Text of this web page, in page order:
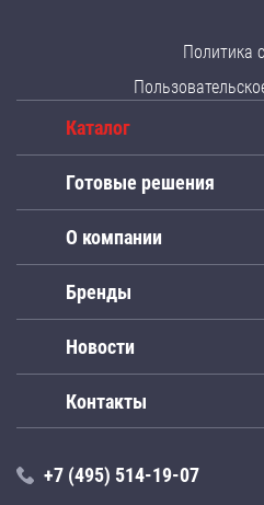
Политика
Каталог
Готовые решения
О компании
Бренды
Новости
Контакты
+7 (495) 514-19-07